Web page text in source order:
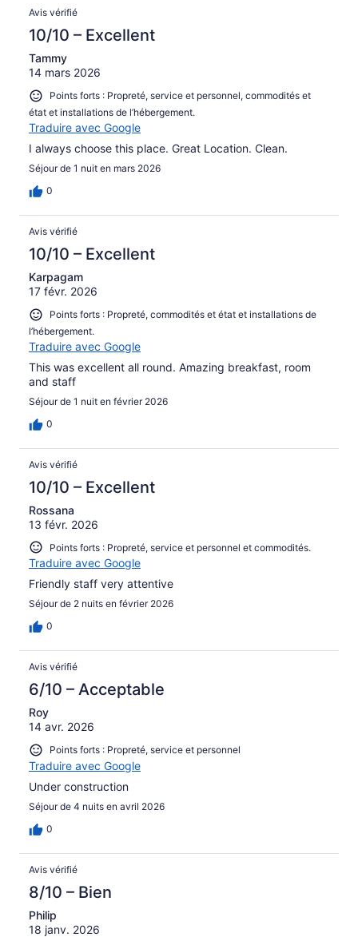
Avis vérifié
10/10 – Excellent
Tammy
14 mars 2026
Points forts : Propreté, service et personnel, commodités et
état et installations de l’hébergement.
Traduire avec Google
I always choose this place. Great Location. Clean.
Séjour de 1 nuit en mars 2026
0
Avis vérifié
10/10 – Excellent
Karpagam
17 févr. 2026
Points forts : Propreté, commodités et état et installations de
l’hébergement.
Traduire avec Google
This was excellent all round. Amazing breakfast, room
and staff
Séjour de 1 nuit en février 2026
0
Avis vérifié
10/10 – Excellent
Rossana
13 févr. 2026
Points forts : Propreté, service et personnel et commodités.
Traduire avec Google
Friendly staff very attentive
Séjour de 2 nuits en février 2026
0
Avis vérifié
6/10 – Acceptable
Roy
14 avr. 2026
Points forts : Propreté, service et personnel
Traduire avec Google
Under construction
Séjour de 4 nuits en avril 2026
0
Avis vérifié
8/10 – Bien
Philip
18 janv. 2026